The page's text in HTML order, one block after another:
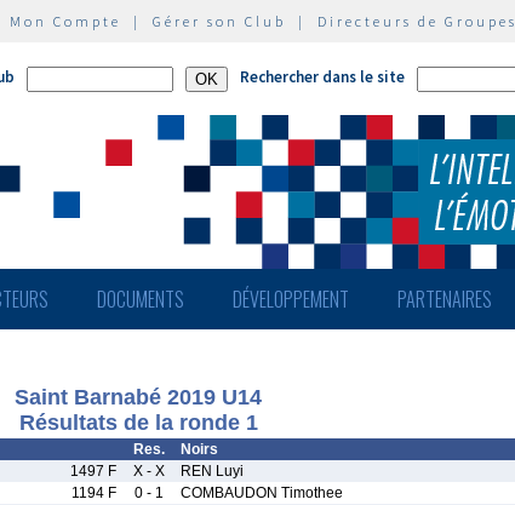
Mon Compte | Gérer son Club | Directeurs de Groupes
Rechercher dans le site
DOCUMENTS DÉVELOPPEMENT PARTENAIRES
Saint Barnabé 2019 U14
Résultats de la ronde 1
Res. Noirs
1497 F X - X REN Luyi
1194 F 0 - 1 COMBAUDON Timothee